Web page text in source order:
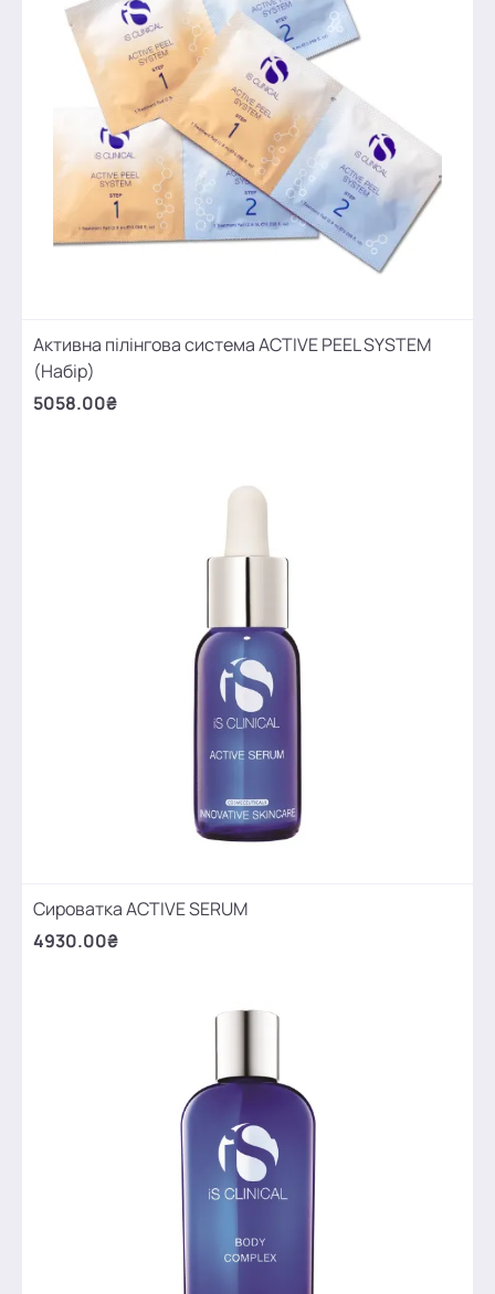
Активна пілінгова система ACTIVE PEEL SYSTEM
(Набір)
5058.00₴
Сироватка ACTIVE SERUM
4930.00₴